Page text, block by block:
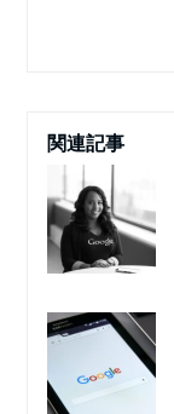
関連記事